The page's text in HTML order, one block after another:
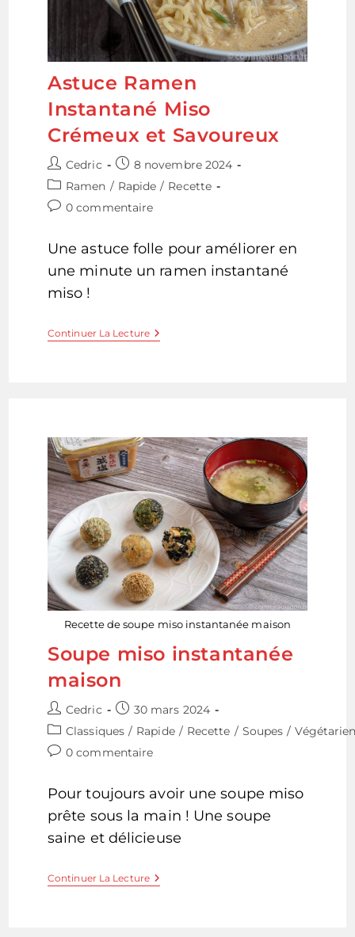
Astuce Ramen
Instantané Miso
Crémeux et Savoureux
Auteur/autrice
de
la
publication :
Cedric
Publication
publiée :
8 novembre 2024
Post
category:
Ramen / Rapide / Recette
Commentaires
publication :
0 commentaire
Une astuce folle pour améliorer en
une minute un ramen instantané
miso !
Continuer La LectureAstuce
Recette de soupe miso instantanée maison
Soupe miso instantanée
maison
Auteur/autrice
de
la
publication :
Cedric
Publication
publiée :
30 mars 2024
Post
category:
Classiques / Rapide / Recette / Soupes /
Commentaires
publication :
0 commentaire
Pour toujours avoir une soupe miso
prête sous la main ! Une soupe
saine et délicieuse
Continuer La LectureSoupe
Miso